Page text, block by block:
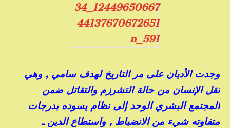
وجدت الأديان على مر التاريخ لهدف سامي , وهي
نقل الإنسان من حالة التشرزم والتقاتل ضمن
المجتمع البشري الوحد إلى نظام يسوده بدرجات
متفاوته شيء من الانضباط , واستطاع الدين ـ